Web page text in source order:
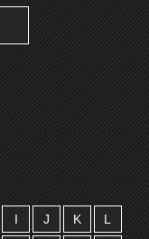
I J K L